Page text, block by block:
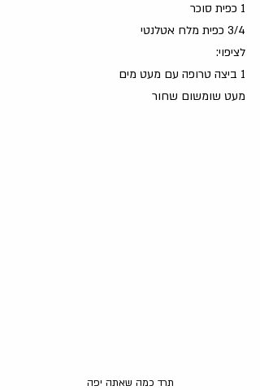
1 כפית סוכר
3/4 כפית מלח אטלנטי
לציפוי:
1 ביצה טרופה עם מעט מים
מעט שומשום שחור
תרד כמה שאתה יפה